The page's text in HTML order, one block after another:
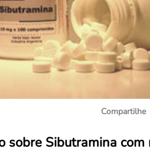
Compartilhe
sobre Sibutramina